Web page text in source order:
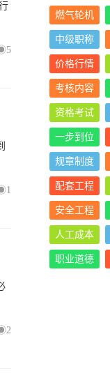
5
1
2
燃气轮机
中级职称
价格行情
考核内容
资格考试
一步到位
规章制度
配套工程
安全工程
人工成本
职业道德